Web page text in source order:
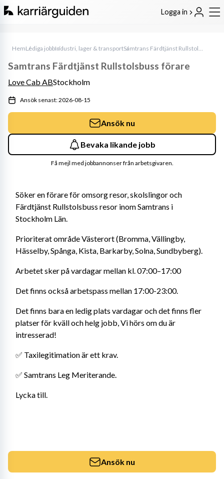
Logga in
HemLediga jobbIndustri, lager & transport Samtrans Färdtjänst Rullstolsbuss förare
Söker en förare för omsorg resor, skolslingor och
Färdtjänst Rullstolsbuss resor inom Samtrans i
Stockholm Län.
Prioriterat område Västerort (Bromma, Vällingby,
Hässelby, Spånga, Kista, Barkarby, Solna, Sundbyberg).
Arbetet sker på vardagar mellan kl. 07:00–17:00
Det finns också arbetspass mellan 17:00-23:00.
Det finns bara en ledig plats vardagar och det finns fler
platser för kväll och helg jobb, Vi hörs om du är
intresserad!
✅ Taxilegitimation är ett krav.
✅ Samtrans Leg Meriterande.
Lycka till.
Samtrans Färdtjänst Rullstolsbuss förare
Love Cab ABStockholm
Ansök senast: 2026-08-15
Ansök nu
Bevaka likande jobb
Få mejl med jobbannonser från arbetsgivaren.
Ansök nu